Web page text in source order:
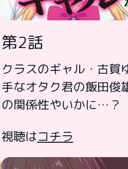
第2話
クラスのギャル・古賀
手なオタク君の飯田俊
の関係性やいかに…？
視聴はコチラ